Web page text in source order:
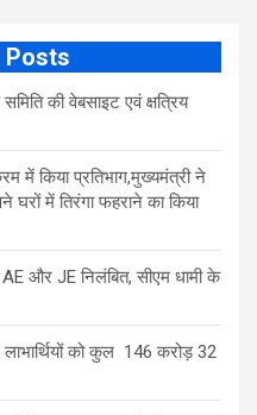
Posts
की वेबसाइट एवं क्षत्रिय
में किया प्रतिभाग,मुख्यमंत्री ने
घरों में तिरंगा फहराने का किया
और JE निलंबित, सीएम धामी के
को कुल 146 करोड़ 32